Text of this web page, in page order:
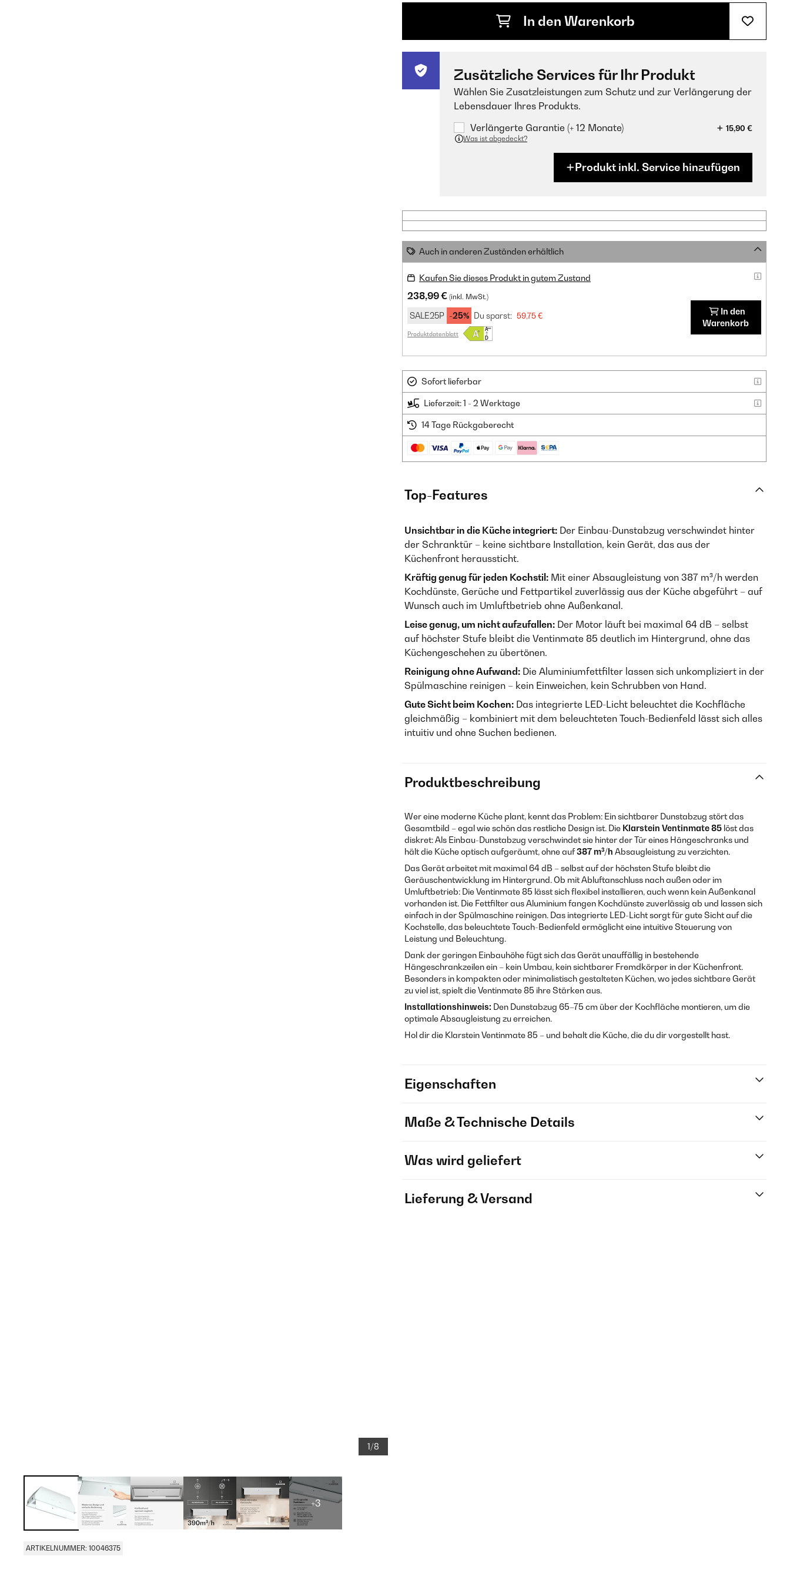
1/8
+3
ARTIKELNUMMER: 10046375
In den Warenkorb
Zusätzliche Services für Ihr Produkt
Wählen Sie Zusatzleistungen zum Schutz und zur Verlängerung der
Lebensdauer Ihres Produkts.
Verlängerte Garantie (+ 12 Monate)
15,90 €
Was ist abgedeckt?
Produkt inkl. Service hinzufügen
Auch in anderen Zuständen erhältlich
Kaufen Sie dieses Produkt in gutem Zustand
238,99 € (inkl. MwSt.)
SALE25P -25% Du sparst: 59,75 €
Produktdatenblatt
In den
Warenkorb
Sofort lieferbar
Lieferzeit: 1 - 2 Werktage
14 Tage Rückgaberecht
Top-Features
Unsichtbar in die Küche integriert: Der Einbau-Dunstabzug verschwindet hinter
der Schranktür – keine sichtbare Installation, kein Gerät, das aus der
Küchenfront heraussticht.
Kräftig genug für jeden Kochstil: Mit einer Absaugleistung von 387 m³/h werden
Kochdünste, Gerüche und Fettpartikel zuverlässig aus der Küche abgeführt – auf
Wunsch auch im Umluftbetrieb ohne Außenkanal.
Leise genug, um nicht aufzufallen: Der Motor läuft bei maximal 64 dB – selbst
auf höchster Stufe bleibt die Ventinmate 85 deutlich im Hintergrund, ohne das
Küchengeschehen zu übertönen.
Reinigung ohne Aufwand: Die Aluminiumfettfilter lassen sich unkompliziert in der
Spülmaschine reinigen – kein Einweichen, kein Schrubben von Hand.
Gute Sicht beim Kochen: Das integrierte LED-Licht beleuchtet die Kochfläche
gleichmäßig – kombiniert mit dem beleuchteten Touch-Bedienfeld lässt sich alles
intuitiv und ohne Suchen bedienen.
Produktbeschreibung
Wer eine moderne Küche plant, kennt das Problem: Ein sichtbarer Dunstabzug stört das
Gesamtbild – egal wie schön das restliche Design ist. Die Klarstein Ventinmate 85 löst das
diskret: Als Einbau-Dunstabzug verschwindet sie hinter der Tür eines Hängeschranks und
hält die Küche optisch aufgeräumt, ohne auf387 m³/h Absaugleistung zu verzichten.
Das Gerät arbeitet mit maximal 64 dB – selbst auf der höchsten Stufe bleibt die
Geräuschentwicklung im Hintergrund. Ob mit Abluftanschluss nach außen oder im
Umluftbetrieb: Die Ventinmate 85 lässt sich flexibel installieren, auch wenn kein Außenkanal
vorhanden ist. Die Fettfilter aus Aluminium fangen Kochdünste zuverlässig ab und lassen sich
einfach in der Spülmaschine reinigen. Das integrierte LED-Licht sorgt für gute Sicht auf die
Kochstelle, das beleuchtete Touch-Bedienfeld ermöglicht eine intuitive Steuerung von
Leistung und Beleuchtung.
Dank der geringen Einbauhöhe fügt sich das Gerät unauffällig in bestehende
Hängeschrankzeilen ein – kein Umbau, kein sichtbarer Fremdkörper in der Küchenfront.
Besonders in kompakten oder minimalistisch gestalteten Küchen, wo jedes sichtbare Gerät
zu viel ist, spielt die Ventinmate 85 ihre Stärken aus.
Installationshinweis: Den Dunstabzug 65–75 cm über der Kochfläche montieren, um die
optimale Absaugleistung zu erreichen.
Hol dir die Klarstein Ventinmate 85 – und behalt die Küche, die du dir vorgestellt hast.
Eigenschaften
Maße & Technische Details
Was wird geliefert
Lieferung & Versand